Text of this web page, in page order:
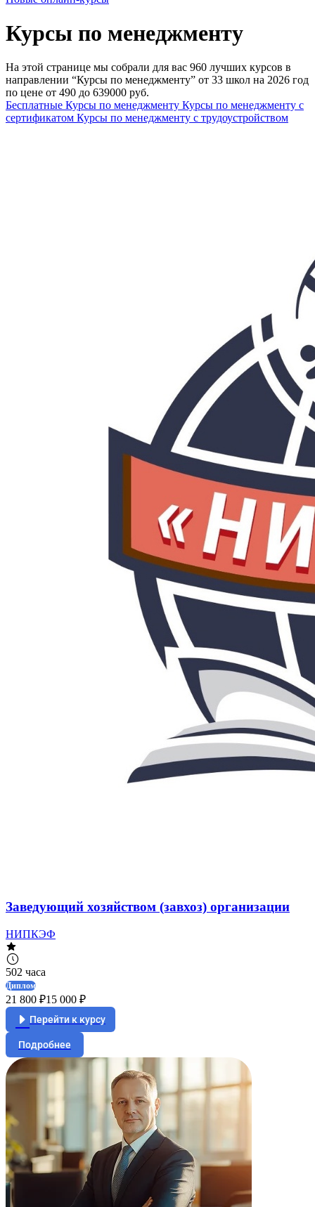
Курсы по менеджменту
На этой странице мы собрали для вас 960 лучших курсов в
направлении “Курсы по менеджменту” от 33 школ на 2026 год
по цене от 490 до 639000 руб.
Бесплатные Курсы по менеджменту Курсы по менеджменту с
сертификатом Курсы по менеджменту с трудоустройством
Заведующий хозяйством (завхоз) организации
НИПКЭФ
502 часа
Диплом
21 800 ₽15 000 ₽
Перейти к курсу
Подробнее